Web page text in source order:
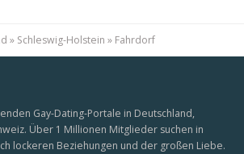
» Schleswig-Holstein » Fahrdorf
Gay-Dating-Portale in Deutschland,
Über 1 Millionen Mitglieder suchen in
lockeren Beziehungen und der großen Liebe.